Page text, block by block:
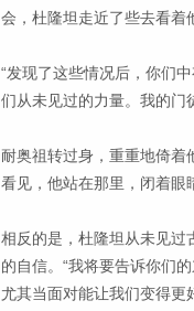
会，杜隆坦走近了些去看着
“发现了这些情况后，你们
们从未见过的力量。我的门
耐奥祖转过身，重重地倚着
看见，他站在那里，闭着眼
相反的是，杜隆坦从未见过
的自信。“我将要告诉你们
尤其当面对能让我们变得更